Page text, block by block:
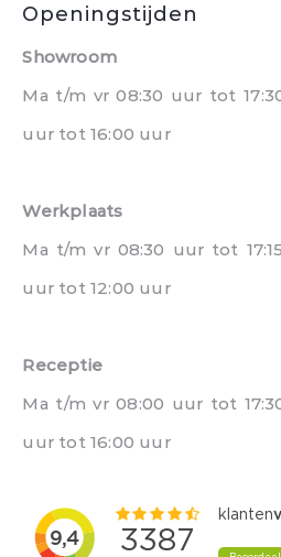
Openingstijden
Showroom
Ma t/m vr 08:30 uur tot
uur tot 16:00 uur
Werkplaats
Ma t/m vr 08:30 uur tot
uur tot 12:00 uur
Receptie
Ma t/m vr 08:00 uur tot
uur tot 16:00 uur